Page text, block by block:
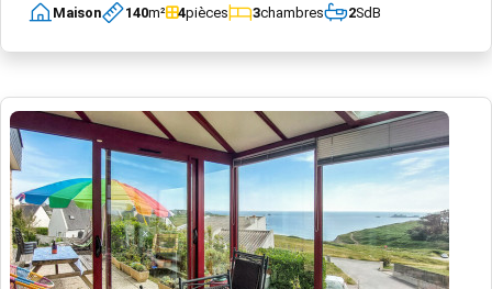
Maison 140m² 4pièces 3chambres 2SdB